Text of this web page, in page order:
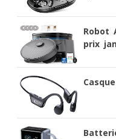
Robot
prix